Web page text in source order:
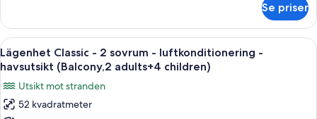
(Balcony,2
adults+3
children)
Classic
2
sovrum
luftkonditionering
havsutsikt
Se priser
Öppna
alla
för
Lägenhet
Värdeförvaringsskåp på rummet,
22
Lägenhet Classic - 2 sovrum - luftkonditionering -
havsutsikt (Balcony,2 adults+4 children)
Utsikt mot stranden
52 kvadratmeter